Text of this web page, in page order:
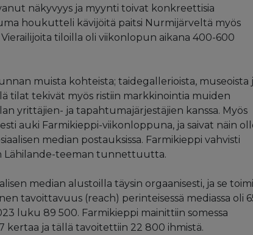
näkyvyys ja myynti toivat konkreettisia
houkutteli kävijöitä paitsi Nurmijärveltä myös
tiloilla oli viikonlopun aikana 400-600
muista kohteista; taidegallerioista, museoista
tilat tekivät myös ristiin markkinointia muiden
yrittäjien- ja tapahtumajärjestäjien kanssa. Myös
auki Farmikieppi-viikonloppuna, ja saivat näin
median postauksissa. Farmikieppi vahvisti
Lähilande-teeman tunnettuutta.
median alustoilla täysin orgaanisesti, ja se toimi
tavoittavuus (reach) perinteisessä mediassa oli
luku 89 500. Farmikieppi mainittiin somessa
kertaa ja tällä tavoitettiin 22 800 ihmistä.